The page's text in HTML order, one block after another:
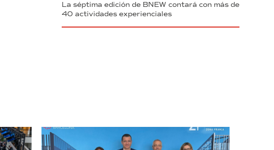
La séptima edición de BNEW contará con más de
40 actividades experienciales